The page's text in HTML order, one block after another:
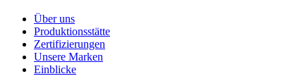
Über uns
Produktionsstätte
Zertifizierungen
Unsere Marken
Einblicke